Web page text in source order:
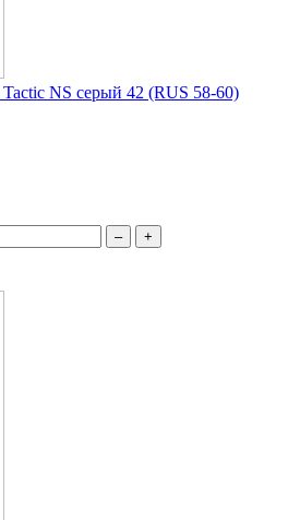
NS серый 42 (RUS 58-60)
– +